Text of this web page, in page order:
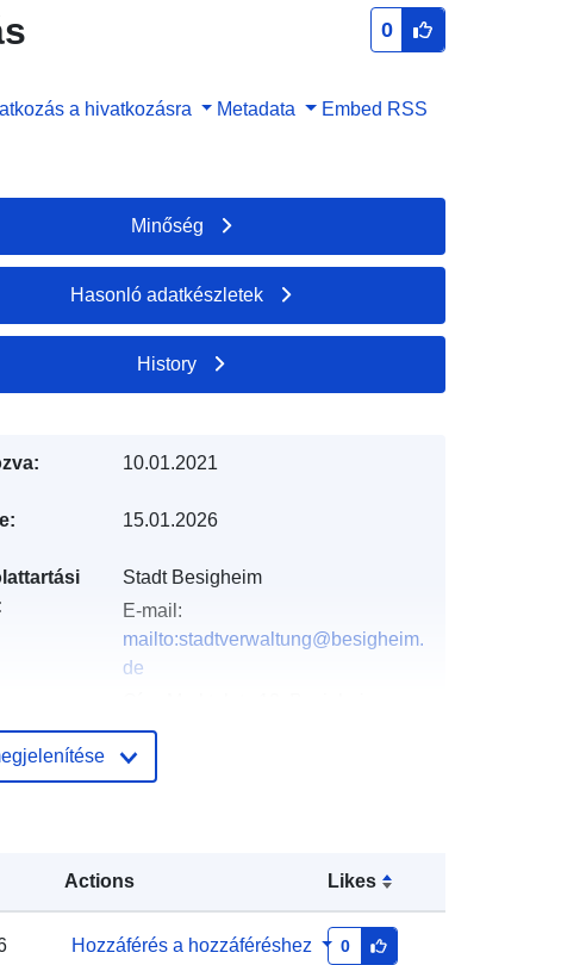
0
a hivatkozásra Metadata Embed RSS
Actions Likes
Hozzáférés a hozzáféréshez 0
Minőség
Hasonló adatkészletek
History
10.01.2021
15.01.2026
Stadt Besigheim
E-mail:
mailto:stadtverwaltung@besigheim.
de
74354, Deutschland
URL:
Frissítve: data.europa.eu: 04 August
2026